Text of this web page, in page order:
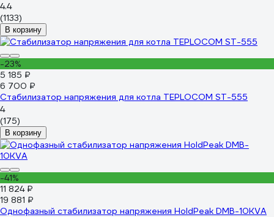
4.4
(1133)
В корзину
-23%
5 185 ₽
6 700 ₽
Стабилизатор напряжения для котла TEPLOCOM ST-555
4
(175)
В корзину
-41%
11 824 ₽
19 881 ₽
Однофазный стабилизатор напряжения HoldPeak DMB-10KVA